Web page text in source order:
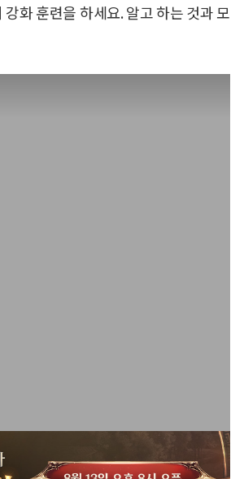
화 훈련을 하세요. 알고 하는 것과 모